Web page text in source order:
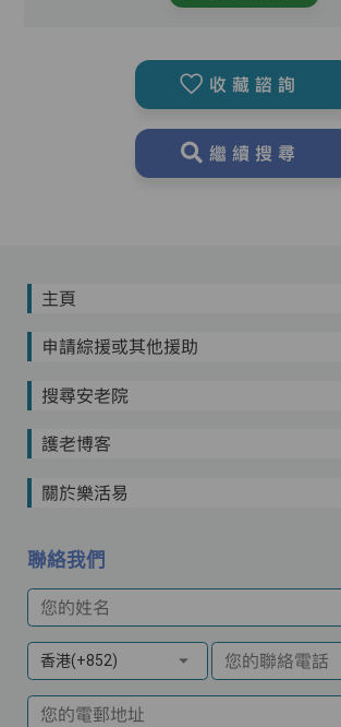
收藏諮詢
繼續搜尋
主頁
申請綜援或其他援助
搜尋安老院
護老博客
關於樂活易
聯絡我們
您的姓名
香港(+852) 您的聯絡電話
您的電郵地址